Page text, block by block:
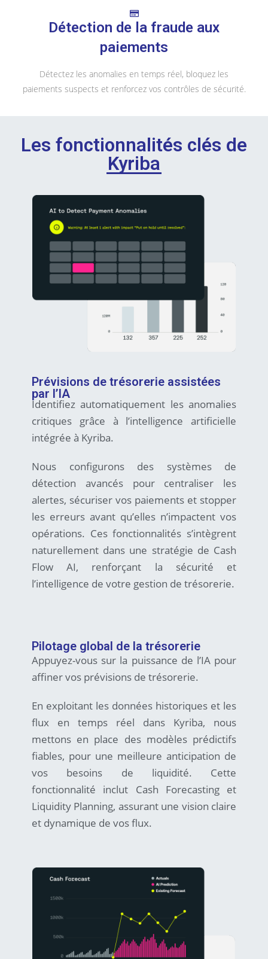
Détection de la fraude aux
paiements
Détectez les anomalies en temps réel, bloquez les
paiements suspects et renforcez vos contrôles de sécurité.
Les fonctionnalités clés de
Kyriba
Prévisions de trésorerie assistées
par l’IA
Identifiez automatiquement les anomalies
critiques grâce à l’intelligence artificielle
intégrée à Kyriba.
Nous configurons des systèmes de
détection avancés pour centraliser les
alertes, sécuriser vos paiements et stopper
les erreurs avant qu’elles n’impactent vos
opérations. Ces fonctionnalités s’intègrent
naturellement dans une stratégie de Cash
Flow AI, renforçant la sécurité et
l’intelligence de votre gestion de trésorerie.
Pilotage global de la trésorerie
Appuyez-vous sur la puissance de l’IA pour
affiner vos prévisions de trésorerie.
En exploitant les données historiques et les
flux en temps réel dans Kyriba, nous
mettons en place des modèles prédictifs
fiables, pour une meilleure anticipation de
vos besoins de liquidité. Cette
fonctionnalité inclut Cash Forecasting et
Liquidity Planning, assurant une vision claire
et dynamique de vos flux.